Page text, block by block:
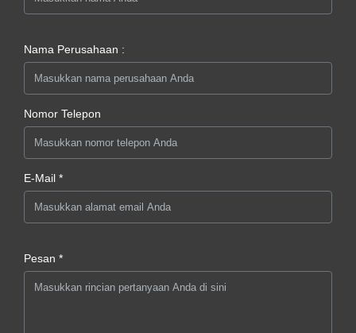
Nama Perusahaan :
Nomor Telepon
E-Mail *
Pesan *